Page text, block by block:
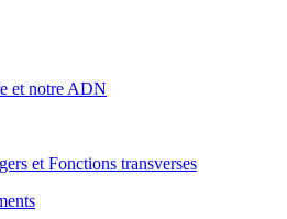
et notre ADN
et Fonctions transverses